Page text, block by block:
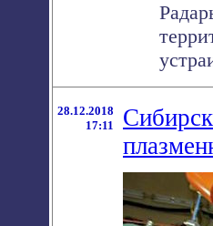
28.12.2018
17:11